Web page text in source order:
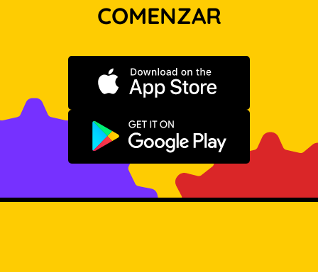
COMENZAR
Descargar en App Store
Disponible en Google Play